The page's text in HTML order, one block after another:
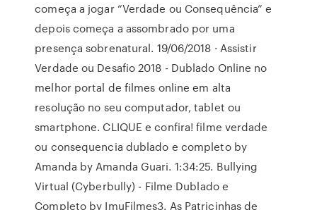
começa a jogar “Verdade ou Consequência” e
depois começa a assombrado por uma
presença sobrenatural. 19/06/2018 · Assistir
Verdade ou Desafio 2018 - Dublado Online no
melhor portal de filmes online em alta
resolução no seu computador, tablet ou
smartphone. CLIQUE e confira! filme verdade
ou consequencia dublado e completo by
Amanda by Amanda Guari. 1:34:25. Bullying
Virtual (Cyberbully) - Filme Dublado e
Completo by ImuFilmes3. As Patricinhas de